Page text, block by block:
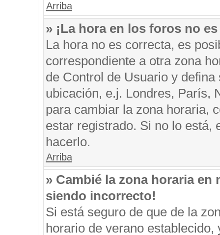
Arriba
» ¡La hora en los foros no
La hora no es correcta, es
correspondiente a otra zona
de Control de Usuario y
ubicación, e.j. Londres, París,
para cambiar la zona horaria,
estar registrado. Si no lo está,
hacerlo.
Arriba
» Cambié la zona horaria
siendo incorrecto!
Si está seguro de que de la
horario de verano